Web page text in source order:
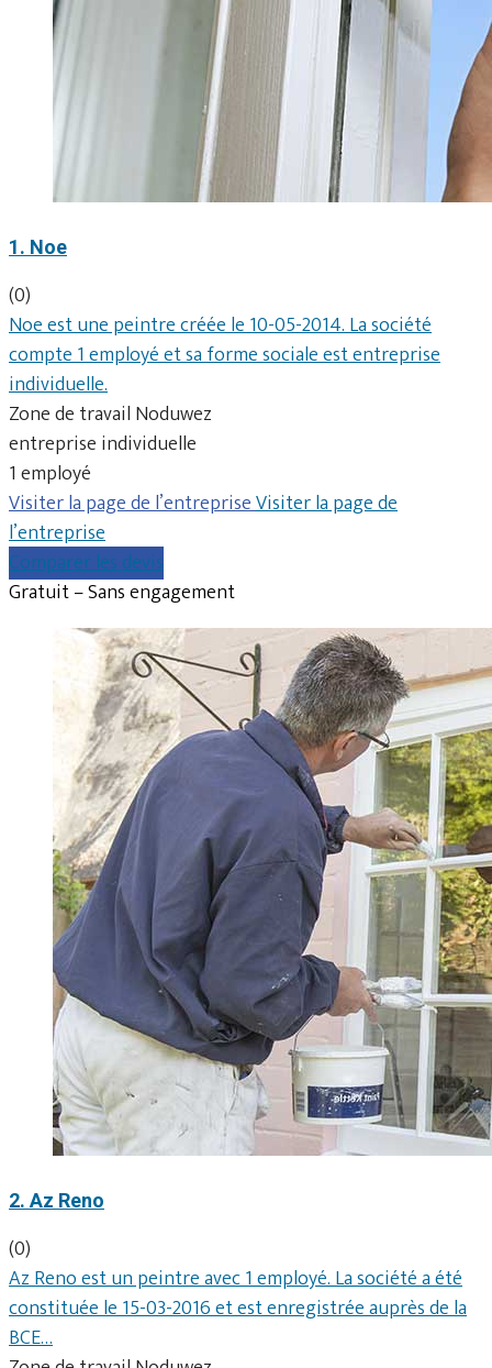
1. Noe
(0)
Noe est une peintre créée le 10-05-2014. La société
compte 1 employé et sa forme sociale est entreprise
individuelle.
Zone de travail Noduwez
entreprise individuelle
1 employé
Visiter la page de l’entrepriseVisiter la page de
l’entreprise
Comparer les devis
Gratuit – Sans engagement
2. Az Reno
(0)
Az Reno est un peintre avec 1 employé. La société a été
constituée le 15-03-2016 et est enregistrée auprès de la
BCE…